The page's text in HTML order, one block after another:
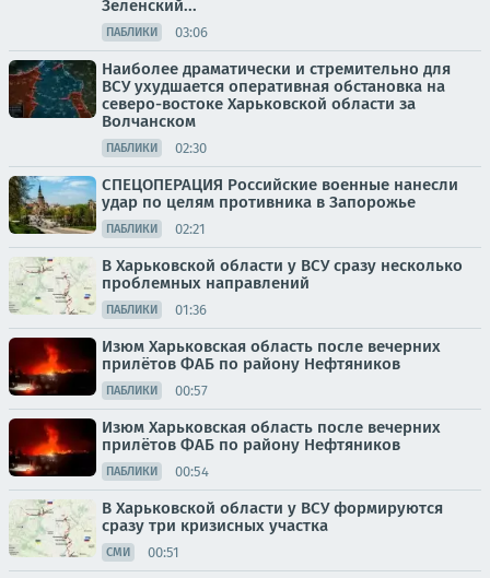
Зеленский...
ПАБЛИКИ 03:06
Наиболее драматически и стремительно для
ВСУ ухудшается оперативная обстановка на
северо-востоке Харьковской области за
Волчанском
ПАБЛИКИ 02:30
СПЕЦОПЕРАЦИЯ Российские военные нанесли
удар по целям противника в Запорожье
ПАБЛИКИ 02:21
В Харьковской области у ВСУ сразу несколько
проблемных направлений
ПАБЛИКИ 01:36
Изюм Харьковская область после вечерних
прилётов ФАБ по району Нефтяников
ПАБЛИКИ 00:57
Изюм Харьковская область после вечерних
прилётов ФАБ по району Нефтяников
ПАБЛИКИ 00:54
В Харьковской области у ВСУ формируются
сразу три кризисных участка
СМИ 00:51